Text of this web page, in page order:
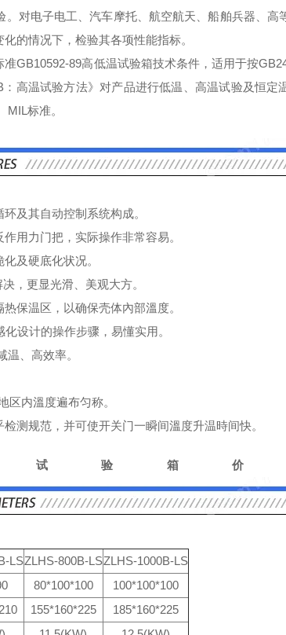
对电子电工、汽车摩托、航空航天、船舶兵器、高
的情况下，检验其各项性能指标。
GB10592-89高低温试验箱技术条件，适用于按
高温试验方法》对产品进行低温、高温试验及恒定
标准。
及其自动控制系统构成。
用力门把，实际操作非常容易。
及硬底化状况。
，更显光滑、美观大方。
保温区，以确保壳体內部溫度。
设计的操作步骤，易懂实用。
、高效率。
内溫度遍布匀称。
测规范，并可使开关门一瞬间溫度升温時间快。
试验箱价
LSZLHS-800B-LSZLHS-1000B-LS
80*100*100
100*100*100
155*160*225
185*160*225